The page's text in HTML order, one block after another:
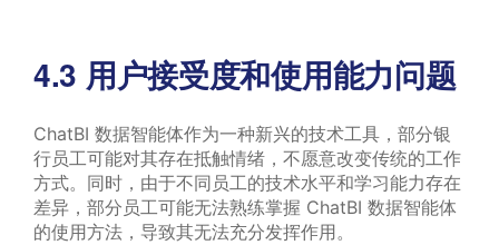
4.3 用户接受度和使用能力问题
ChatBI 数据智能体作为一种新兴的技术工具，部分银
行员工可能对其存在抵触情绪，不愿意改变传统的工作
方式。同时，由于不同员工的技术水平和学习能力存在
差异，部分员工可能无法熟练掌握 ChatBI 数据智能体
的使用方法，导致其无法充分发挥作用。